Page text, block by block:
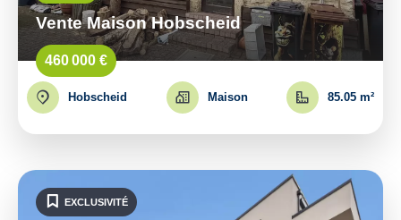
Vente Maison Hobscheid
460 000 €
Hobscheid Maison 85.05 m²
EXCLUSIVITÉ